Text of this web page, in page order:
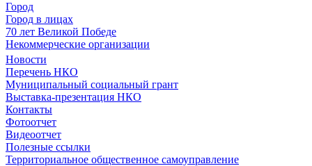
Город
Город в лицах
70 лет Великой Победе
Некоммерческие организации
Новости
Перечень НКО
Муниципальный социальный грант
Выставка-презентация НКО
Контакты
Фотоотчет
Видеоотчет
Полезные ссылки
Территориальное общественное самоуправление